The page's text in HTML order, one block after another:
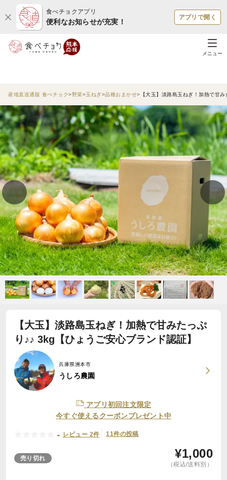
食べチョクアプリ
便利なお知らせが充実！
アプリで開く
メニュー
産地直送通販 食べチョク 野菜 玉ねぎ 品種おまかせ 【大玉】淡路島玉ねぎ！加熱で甘
【大玉】淡路島玉ねぎ！加熱で甘みたっぷ
り♪♪ 3kg【ひょうご安心ブランド認証】
兵庫県洲本市
うしろ農園
アプリ初回注文限定
今すぐ使えるクーポンプレゼント中
- レビュー 2件 11件の投稿
売り切れ ¥1,000
（税込/送料別）